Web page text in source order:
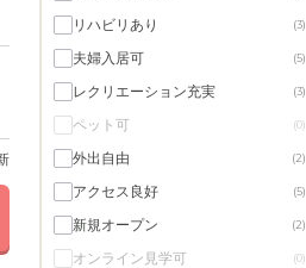
リハビリあり (3)
夫婦入居可 (5)
レクリエーション充実 (3)
ペット可 (0)
外出自由 (2)
アクセス良好 (5)
新規オープン (2)
オンライン見学可 (0)